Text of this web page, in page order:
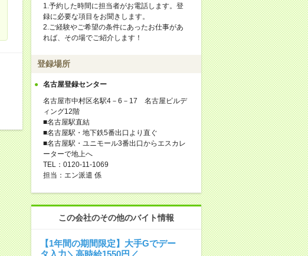
1.予約した時間に担当者がお電話します。登
録に必要な項目をお聞きします。
2.ご経験やご希望の条件にあったお仕事があ
れば、その場でご紹介します！
登録場所
名古屋登録センター
名古屋市中村区名駅4－6－17 名古屋ビルデ
ィング12階
■名古屋駅直結
■名古屋駅・地下鉄5番出口より直ぐ
■名古屋駅・ユニモール3番出口からエスカレ
ーターで地上へ
TEL：0120-11-1069
担当：エン派遣 係
この会社のその他のバイト情報
【1年間の期間限定】大手Gでデー
タ入力＼高時給1550円／